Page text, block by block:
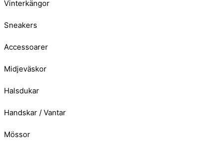
Vinterkängor
Sneakers
Accessoarer
Midjeväskor
Halsdukar
Handskar / Vantar
Mössor